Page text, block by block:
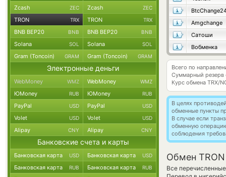
Amgchange
Сатоши
Вобменка
Всего по
Суммарный резерв
Курс обмена TRX/
В целях
обменные пункты
В случае если
обменную
соблюдения
Обмен
Все
Zcash ZEC Zcash ZEC
TRON TRX TRON TRX
BNB BEP20 BNB BNB BEP20 BNB
Solana SOL Solana SOL
Gram (Toncoin) GRAM Gram (Toncoin) GRAM
Электронные деньги
WebMoney WMZ WebMoney WMZ
ЮMoney RUB ЮMoney RUB
PayPal USD PayPal USD
Volet USD Volet USD
Alipay CNY Alipay CNY
Банковские счета и карты
Банковская карта USD Банковская карта USD
Банковская карта RUB Банковская карта RUB